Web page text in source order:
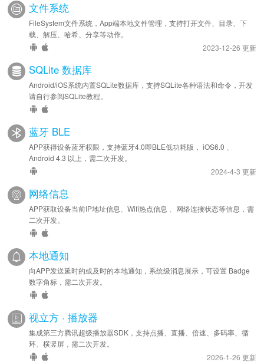
文件系统
FileSystem文件系统，App端本地文件管理，支持打开文件、目录、下
载、解压、哈希、分享等动作。
2023-12-26 更新
SQLite 数据库
Android/iOS系统内置SQLite数据库，支持SQLite各种语法和命令，开发
请自行参阅SQLite教程。
蓝牙 BLE
APP获得设备蓝牙权限，支持蓝牙4.0即BLE低功耗版， iOS6.0 、
Android 4.3 以上，需二次开发。
2024-4-3 更新
网络信息
APP获取设备当前IP地址信息、Wifi热点信息 、网络连接状态等信息，需
二次开发。
本地通知
向APP发送延时的或及时的本地通知，系统级消息展示，可设置 Badge
数字角标，需二次开发。
视立方 · 播放器
集成第三方腾讯超级播放器SDK，支持点播、直播、倍速、多码率、循
环、横竖屏，需二次开发。
2026-1-26 更新